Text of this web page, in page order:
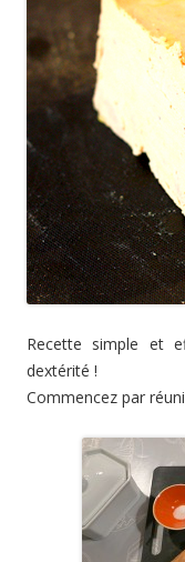
Recette simple et
dextérité !
Commencez par